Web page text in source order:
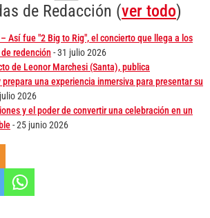
de Redacción (ver todo)
Así fue "2 Big to Rig", el concierto que llega a los
redención - 31 julio 2026
de Leonor Marchesi (Santa), publica
una experiencia inmersiva para presentar su
2026
y el poder de convertir una celebración en un
- 25 junio 2026